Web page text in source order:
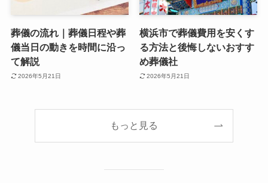
葬儀の流れ｜葬儀日程や葬
儀当日の動きを時間に沿っ
て解説
2026年5月21日
横浜市で葬儀費用を安くす
る方法と後悔しないおすす
め葬儀社
2026年5月21日
もっと見る